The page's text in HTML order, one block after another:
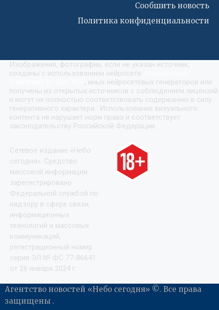
Сообшить новость
Политика конфиденциальности
Изображения, фотографии, если не указан источник,
созданы с использованием нейросети
, иных нейросетевых генераторов или
получены из открытых источников с соблюдением лицензий
и могут не полностью соответствовать содержанию в силу
генеративного характера. Использование визуального
контента не нарушает норм права и соответствует
законодательству Российской Федерации.
Сетевое издание «Небо
сегодня». Средство
массовой информации
зарегистрировано
Федеральной службой по
надзору в сфере связи,
информационных
технологий и массовых
коммуникаций,
регистрационный номер
серия ЭЛ № ФС 77-86641
от 26 января 2024 г.
Агентство новостей «Небо сегодня» ©. Все права
защищены .